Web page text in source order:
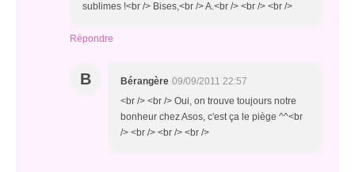
sublimes !<br /> Bises,<br /> A.<br /> <br /> <br />
Répondre
B Bérangère 09/09/2011 22:57
<br /> <br /> Oui, on trouve toujours notre
bonheur chez Asos, c'est ça le piège ^^<br
/> <br /> <br /> <br />